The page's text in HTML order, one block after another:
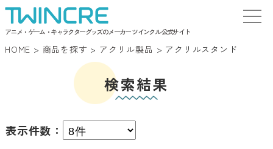
アニメ・ゲーム・キャラクターグッズのメーカー ツインクル 公式サイト
HOME > 商品を探す > アクリル製品 > アクリルスタンド
検索結果
表示件数：